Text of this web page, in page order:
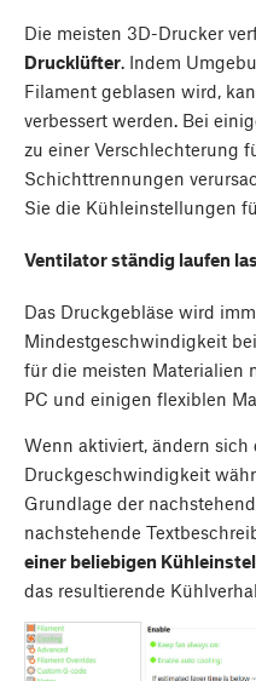
Die meisten 3D-Drucker
Drucklüfter. Indem
Filament geblasen wird,
verbessert werden. Bei
zu einer Verschlechterung
Schichttrennungen
Sie die Kühleinstellungen
Ventilator ständig laufen
Das Druckgebläse wird
Mindestgeschwindigkeit
für die meisten Materialien
PC und einigen flexiblen
Wenn aktiviert, ändern
Druckgeschwindigkeit
Grundlage der
nachstehende
einer beliebigen
das resultierende